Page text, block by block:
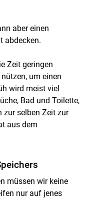
aber einen
abdecken.
Zeit geringen
um einen
wird meist viel
Bad und Toilette,
zur selben Zeit zur
aus dem
müssen wir keine
nur auf jenes